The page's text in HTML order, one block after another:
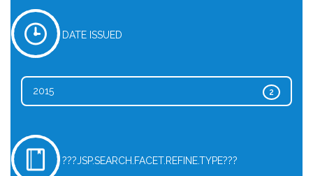
DATE ISSUED
2
2015
???JSP.SEARCH.FACET.REFINE.TYPE???